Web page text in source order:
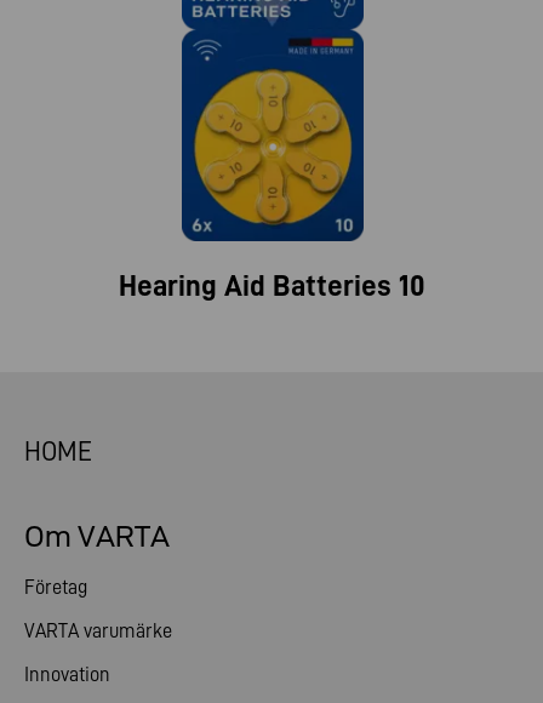
Hearing Aid Batteries 10
HOME
Om VARTA
Företag
VARTA varumärke
Innovation